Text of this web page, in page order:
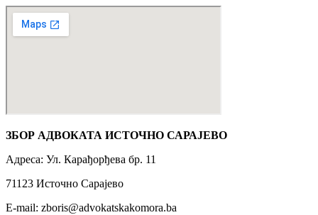
ЗБОР АДВОКАТА ИСТОЧНО САРАЈЕВО
Адреса: Ул. Карађорђева бр. 11
71123 Источно Сарајево
Е-mail: zboris@advokatskakomora.ba